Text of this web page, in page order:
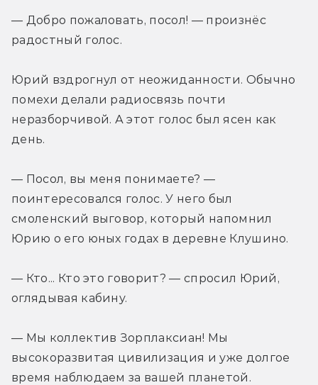
— Добро пожаловать, посол! — произнёс
радостный голос.
Юрий вздрогнул от неожиданности. Обычно
помехи делали радиосвязь почти
неразборчивой. А этот голос был ясен как
день.
— Посол, вы меня понимаете? —
поинтересовался голос. У него был
смоленский выговор, который напомнил
Юрию о его юных годах в деревне Клушино.
— Кто... Кто это говорит? — спросил Юрий,
оглядывая кабину.
— Мы коллектив Зорплаксиан! Мы
высокоразвитая цивилизация и уже долгое
время наблюдаем за вашей планетой.